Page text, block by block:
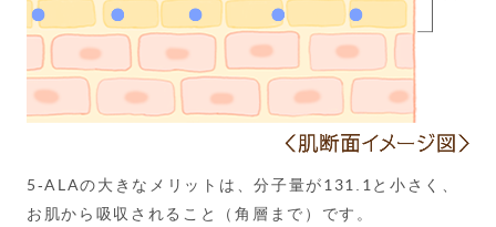
5-ALAの大きなメリットは、分子量が131.1と小さく、
お肌から吸収されること（角層まで）です。